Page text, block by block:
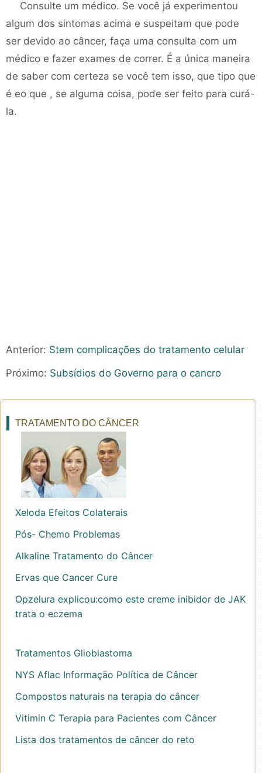
Consulte um médico. Se você já experimentou
algum dos sintomas acima e suspeitam que pode
ser devido ao câncer, faça uma consulta com um
médico e fazer exames de correr. É a única maneira
de saber com certeza se você tem isso, que tipo que
é eo que , se alguma coisa, pode ser feito para curá-
la.
Anterior: Stem complicações do tratamento celular
Próximo: Subsídios do Governo para o cancro
TRATAMENTO DO CÂNCER
Xeloda Efeitos Colaterais
Pós- Chemo Problemas
Alkaline Tratamento do Câncer
Ervas que Cancer Cure
Opzelura explicou:como este creme inibidor de JAK
trata o eczema
Tratamentos Glioblastoma
NYS Aflac Informação Política de Câncer
Compostos naturais na terapia do câncer
Vitimin C Terapia para Pacientes com Câncer
Lista dos tratamentos de câncer do reto